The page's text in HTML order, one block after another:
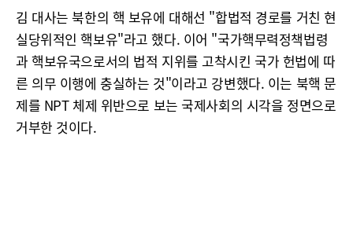
김 대사는 북한의 핵 보유에 대해선 "합법적 경로를 거친 현
실당위적인 핵보유"라고 했다. 이어 "국가핵무력정책법령
과 핵보유국으로서의 법적 지위를 고착시킨 국가 헌법에 따
른 의무 이행에 충실하는 것"이라고 강변했다. 이는 북핵 문
제를 NPT 체제 위반으로 보는 국제사회의 시각을 정면으로
거부한 것이다.